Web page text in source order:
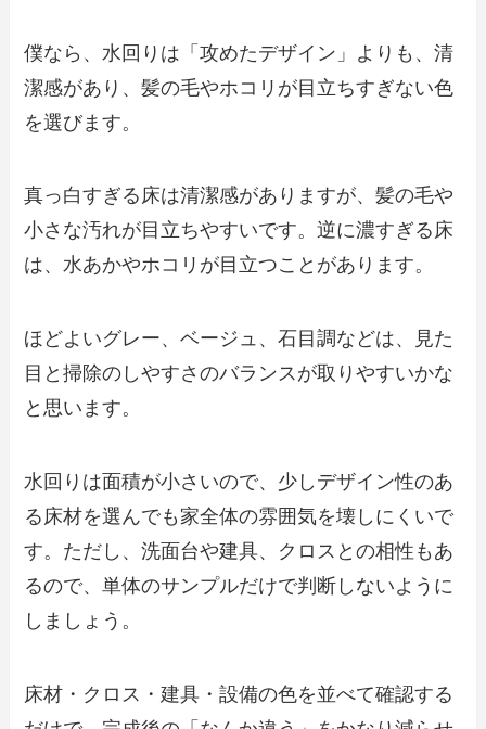
僕なら、水回りは「攻めたデザイン」よりも、清
潔感があり、髪の毛やホコリが目立ちすぎない色
を選びます。
真っ白すぎる床は清潔感がありますが、髪の毛や
小さな汚れが目立ちやすいです。逆に濃すぎる床
は、水あかやホコリが目立つことがあります。
ほどよいグレー、ベージュ、石目調などは、見た
目と掃除のしやすさのバランスが取りやすいかな
と思います。
水回りは面積が小さいので、少しデザイン性のあ
る床材を選んでも家全体の雰囲気を壊しにくいで
す。ただし、洗面台や建具、クロスとの相性もあ
るので、単体のサンプルだけで判断しないように
しましょう。
床材・クロス・建具・設備の色を並べて確認する